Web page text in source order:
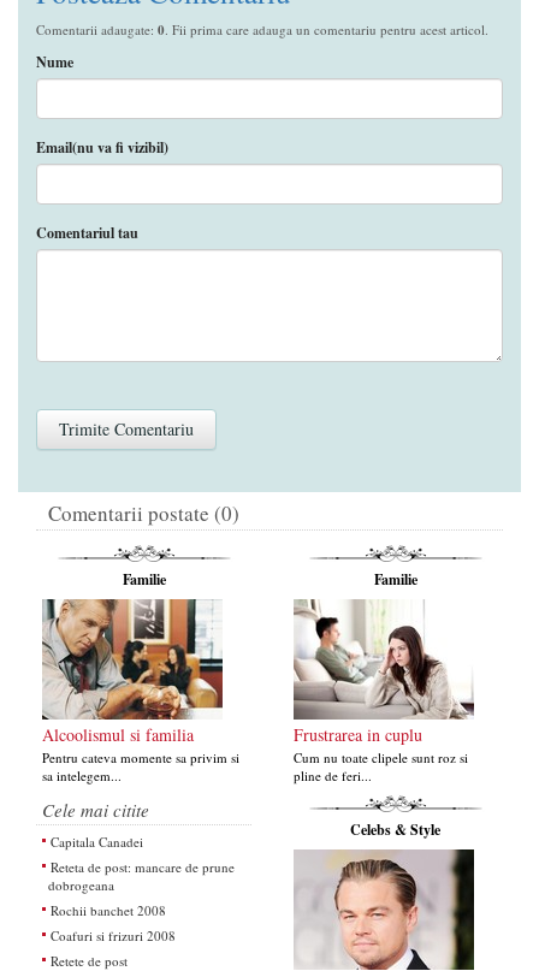
Comentarii adaugate: 0 . Fii prima care adauga un comentariu pentru acest articol.
Nume
Email(nu va fi vizibil)
Comentariul tau
Comentarii postate (0)
Familie
Alcoolismul si familia
Pentru cateva momente sa privim si
sa intelegem...
Familie
Frustrarea in cuplu
Cum nu toate clipele sunt roz si
pline de feri...
Cele mai citite
Capitala Canadei
Reteta de post: mancare de prune
dobrogeana
Rochii banchet 2008
Coafuri si frizuri 2008
Retete de post
Celebs & Style